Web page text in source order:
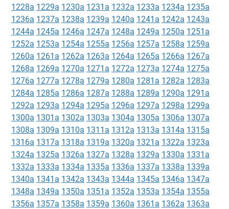
1228a 1229a 1230a 1231a 1232a 1233a 1234a 1235a
1236a 1237a 1238a 1239a 1240a 1241a 1242a 1243a
1244a 1245a 1246a 1247a 1248a 1249a 1250a 1251a
1252a 1253a 1254a 1255a 1256a 1257a 1258a 1259a
1260a 1261a 1262a 1263a 1264a 1265a 1266a 1267a
1268a 1269a 1270a 1271a 1272a 1273a 1274a 1275a
1276a 1277a 1278a 1279a 1280a 1281a 1282a 1283a
1284a 1285a 1286a 1287a 1288a 1289a 1290a 1291a
1292a 1293a 1294a 1295a 1296a 1297a 1298a 1299a
1300a 1301a 1302a 1303a 1304a 1305a 1306a 1307a
1308a 1309a 1310a 1311a 1312a 1313a 1314a 1315a
1316a 1317a 1318a 1319a 1320a 1321a 1322a 1323a
1324a 1325a 1326a 1327a 1328a 1329a 1330a 1331a
1332a 1333a 1334a 1335a 1336a 1337a 1338a 1339a
1340a 1341a 1342a 1343a 1344a 1345a 1346a 1347a
1348a 1349a 1350a 1351a 1352a 1353a 1354a 1355a
1356a 1357a 1358a 1359a 1360a 1361a 1362a 1363a